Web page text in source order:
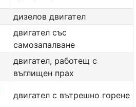
дизелов двигател
двигател със
самозапалване
двигател, работещ с
въглищен прах
двигател с вътрешно горене